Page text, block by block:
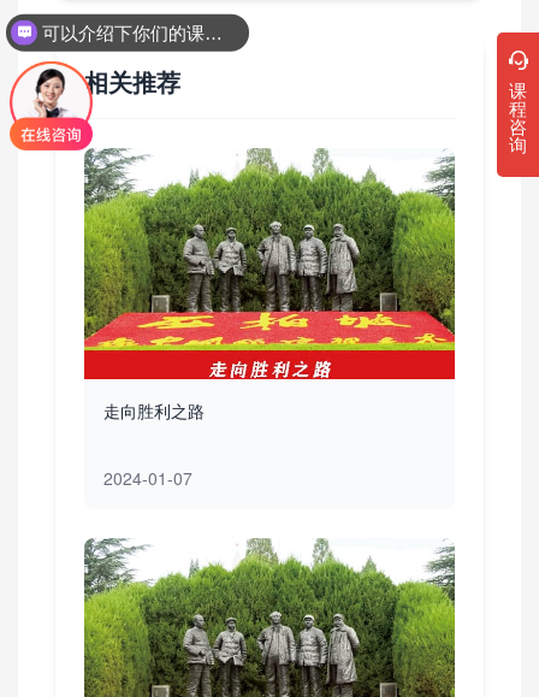
相关推荐
走向胜利之路
2024-01-07
课
程
咨
询
你们是怎么收费的呢